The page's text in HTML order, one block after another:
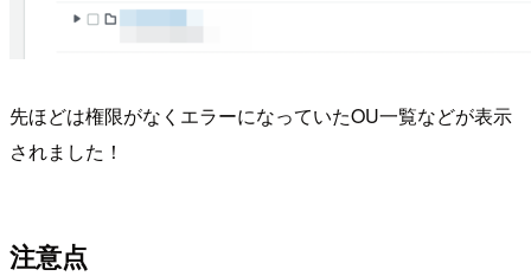
先ほどは権限がなくエラーになっていたOU一覧などが表示
されました！
注意点